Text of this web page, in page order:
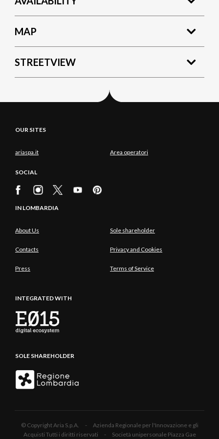
MAP
STREETVIEW
OUR SITES
ariaspa.it Area operatori
SOCIAL
IN LOMBARDIA
About Us Sole shareholder
Contacts Privacy and Cookies
Press Terms of Service
INTEGRATED WITH
SOLE SHAREHOLDER
© Copyright Aria S.p.A. - Azienda Regionale per l'Innovazione e gli
Acquisti Tutti i diritti riservati - Società unipersonale Piazza Gae